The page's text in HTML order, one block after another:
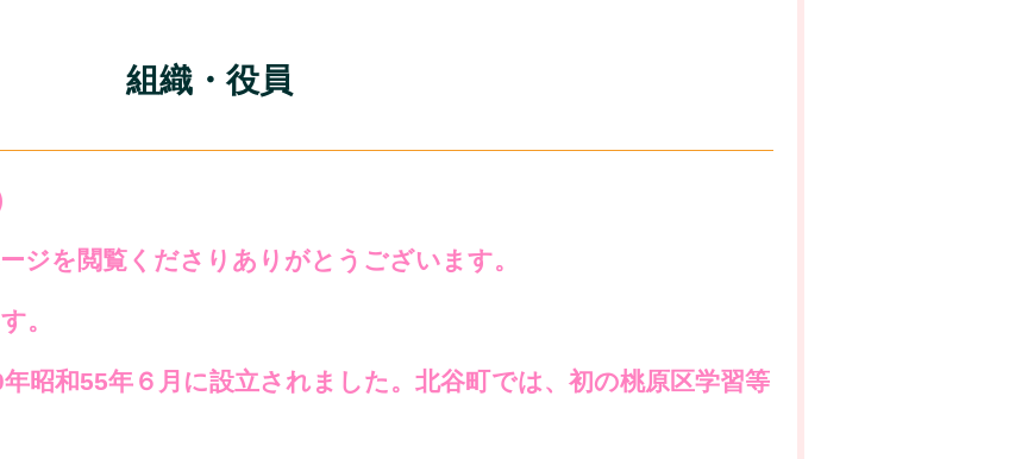
組織・役員
ジを閲覧くださりありがとうございます。
。
昭和55年６月に設立されました。北谷町では、初の桃原区学習等